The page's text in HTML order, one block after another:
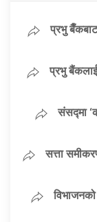
प्रभु बैँकबाट
प्रभु
संसद्मा
सत्ता
विभाजनको